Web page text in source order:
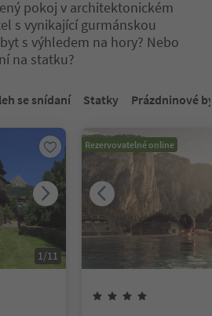
pokoj v architektonickém
s vynikající gurmánskou
s výhledem na hory? Nebo
na statku?
posuvníku. Vyberte kartu pro
se snídaní Statky Prázdninové
1 /11
Rezervovatelné online